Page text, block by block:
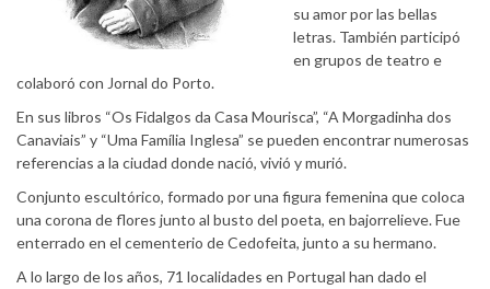
su amor por las bellas
letras. También participó
en grupos de teatro e
colaboró ​​con Jornal do Porto.
En sus libros “Os Fidalgos da Casa Mourisca”, “A Morgadinha dos
Canaviais” y “Uma Família Inglesa” se pueden encontrar numerosas
referencias a la ciudad donde nació, vivió y murió.
Conjunto escultórico, formado por una figura femenina que coloca
una corona de flores junto al busto del poeta, en bajorrelieve. Fue
enterrado en el cementerio de Cedofeita, junto a su hermano.
A lo largo de los años, 71 localidades en Portugal han dado el